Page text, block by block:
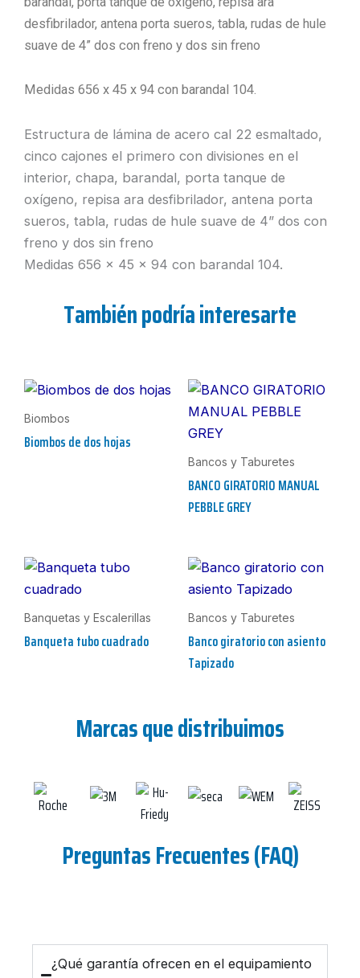
desfibrilador, antena porta sueros, tabla, rudas de hule
suave de 4” dos con freno y dos sin freno
Medidas 656 x 45 x 94 con barandal 104.
Estructura de lámina de acero cal 22 esmaltado,
cinco cajones el primero con divisiones en el
interior, chapa, barandal, porta tanque de
oxígeno, repisa ara desfibrilador, antena porta
sueros, tabla, rudas de hule suave de 4” dos con
freno y dos sin freno
Medidas 656 x 45 x 94 con barandal 104.
También podría interesarte
Biombos
Biombos de dos hojas
Bancos y Taburetes
BANCO GIRATORIO MANUAL
PEBBLE GREY
Banquetas y Escalerillas
Banqueta tubo cuadrado
Bancos y Taburetes
Banco giratorio con asiento
Tapizado
Marcas que distribuimos
Preguntas Frecuentes (FAQ)
¿Qué garantía ofrecen en el equipamiento